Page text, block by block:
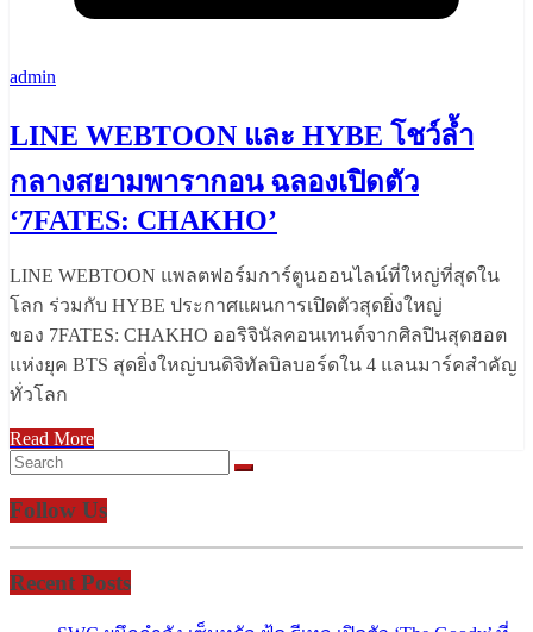
admin
LINE WEBTOON และ HYBE โชว์ล้ำ
กลางสยามพารากอน ฉลองเปิดตัว
‘7FATES: CHAKHO’
LINE WEBTOON แพลตฟอร์มการ์ตูนออนไลน์ที่ใหญ่ที่สุดใน
โลก ร่วมกับ HYBE ประกาศแผนการเปิดตัวสุดยิ่งใหญ่
ของ 7FATES: CHAKHO ออริจินัลคอนเทนต์จากศิลปินสุดฮอต
แห่งยุค BTS สุดยิ่งใหญ่บนดิจิทัลบิลบอร์ดใน 4 แลนมาร์คสำคัญ
ทั่วโลก
Read More
Follow Us
Recent Posts